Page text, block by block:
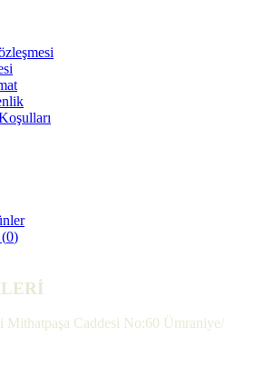
0)
Mithatpaşa Caddesi No:60 Ümraniye/